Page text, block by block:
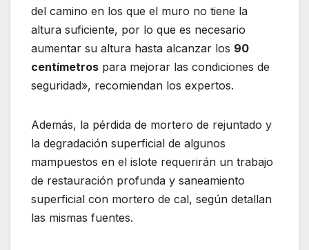
del camino en los que el muro no tiene la
altura suficiente, por lo que es necesario
aumentar su altura hasta alcanzar los 90
centímetros para mejorar las condiciones de
seguridad», recomiendan los expertos.
Además, la pérdida de mortero de rejuntado y
la degradación superficial de algunos
mampuestos en el islote requerirán un trabajo
de restauración profunda y saneamiento
superficial con mortero de cal, según detallan
las mismas fuentes.